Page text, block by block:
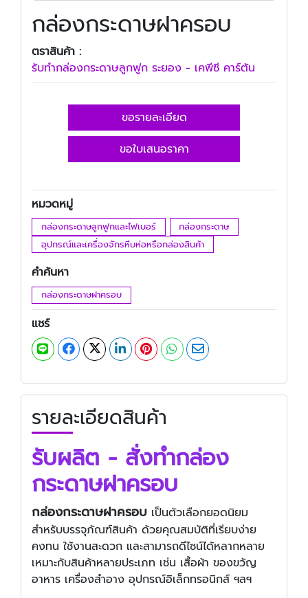
กล่องกระดาษฝาครอบ
ตราสินค้า :
รับทํากล่องกระดาษลูกฟูก ระยอง - เคพีซี คาร์ตัน
ขอรายละเอียด
ขอใบเสนอราคา
หมวดหมู่
กล่องกระดาษลูกฟูกและไฟเบอร์
กล่องกระดาษ
อุปกรณ์และเครื่องจักรหีบห่อหรือกล่องสินค้า
คำค้นหา
กล่องกระดาษฝาครอบ
แชร์
รายละเอียดสินค้า
รับผลิต - สั่งทำกล่อง
กระดาษฝาครอบ
กล่องกระดาษฝาครอบ เป็นตัวเลือกยอดนิยม
สำหรับบรรจุภัณฑ์สินค้า ด้วยคุณสมบัติที่เรียบง่าย
คงทน ใช้งานสะดวก และสามารถดีไซน์ได้หลากหลาย
เหมาะกับสินค้าหลายประเภท เช่น เสื้อผ้า ของขวัญ
อาหาร เครื่องสำอาง อุปกรณ์อิเล็กทรอนิกส์ ฯลฯ